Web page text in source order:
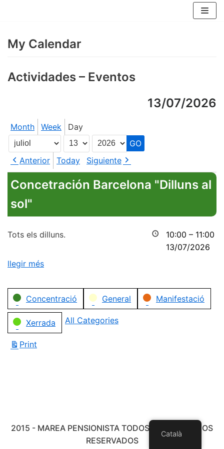
content
My Calendar
Actividades – Eventos
13/07/2026
Month Week Day
Month
Day
Year
Anterior
Today Siguiente
Concetración Barcelona "Dilluns al
sol"
10:00 – 11:00
13/07/2026
Tots els dilluns.
llegir més
Categories
Concentració General Manifestació
Xerrada All Categories
Print
2015 - MAREA PENSIONISTA TODOS LOS DERECHOS
RESERVADOS
Català